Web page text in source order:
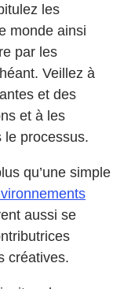
les
monde ainsi
par les
Veillez à
et des
et à les
le processus.
qu’une simple
aussi se
créatives.